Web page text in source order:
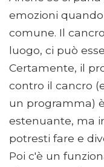
emozioni
comune. Il
luogo, ci può
Certamente, il
contro il cancro
un programma)
estenuante, ma
potresti fare e
Poi c'è un